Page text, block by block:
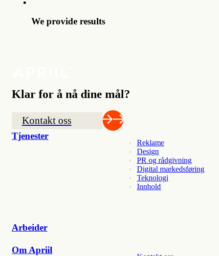
We provide results
Klar for å nå dine mål?
Kontakt oss
Tjenester
Reklame
Design
PR og rådgivning
Digital markedsføring
Teknologi
Innhold
Arbeider
Om Apriil